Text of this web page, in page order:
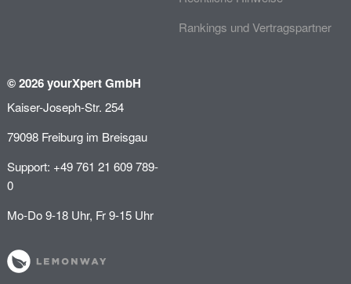
Rankings und Vertragspartner
© 2026 yourXpert GmbH
Kaiser-Joseph-Str. 254
79098 Freiburg im Breisgau
Support: +49 761 21 609 789-
0
Mo-Do 9-18 Uhr, Fr 9-15 Uhr